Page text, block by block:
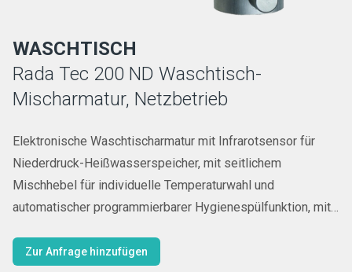
WASCHTISCH
Rada Tec 200 ND Waschtisch-
Mischarmatur, Netzbetrieb
Elektronische Waschtischarmatur mit Infrarotsensor für
Niederdruck-Heißwasserspeicher, mit seitlichem
Mischhebel für individuelle Temperaturwahl und
automatischer programmierbarer Hygienespülfunktion, mit
Zur Anfrage hinzufügen